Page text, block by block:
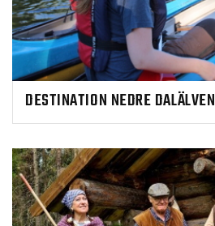
DESTINATION NEDRE DALÄLVEN